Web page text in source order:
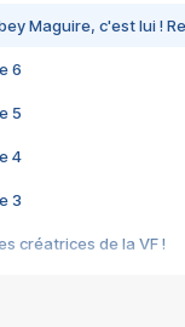
Maguire, c'est lui !
6
5
4
3
créatrices de la VF !